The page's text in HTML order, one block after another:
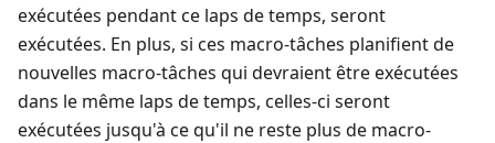
exécutées pendant ce laps de temps, seront
exécutées. En plus, si ces macro-tâches planifient de
nouvelles macro-tâches qui devraient être exécutées
dans le même laps de temps, celles-ci seront
exécutées jusqu'à ce qu'il ne reste plus de macro-